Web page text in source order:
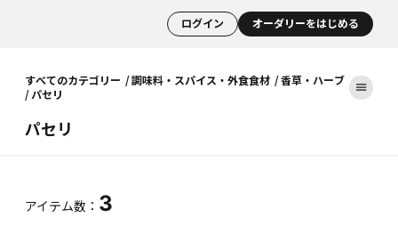
ログイン オーダリーをはじめる
すべてのカテゴリー 調味料・スパイス・外食食材
香草・ハーブ
パセリ
パセリ
アイテム数： 3